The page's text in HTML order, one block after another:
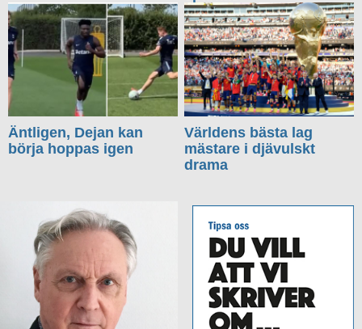
Äntligen, Dejan kan
börja hoppas igen
Världens bästa lag
mästare i djävulskt
drama